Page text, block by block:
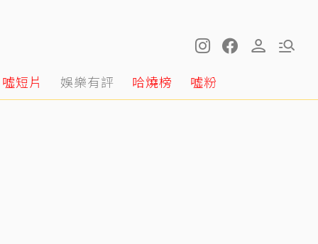
噓短片 娛樂有評 哈燒榜 噓粉